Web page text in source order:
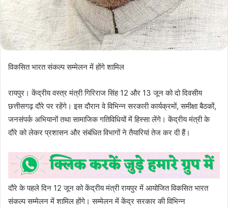
विकसित भारत संकल्प सम्मेलन में होंगे शामिल
रायपुर। केंद्रीय वस्त्र मंत्री गिरिराज सिंह 12 और 13 जून को दो दिवसीय
छत्तीसगढ़ दौरे पर रहेंगे। इस दौरान वे विभिन्न सरकारी कार्यक्रमों, समीक्षा बैठकों,
जनसंपर्क अभियानों तथा सामाजिक गतिविधियों में हिस्सा लेंगे। केंद्रीय मंत्री के
दौरे को लेकर प्रशासन और संबंधित विभागों ने तैयारियां तेज कर दी हैं।
दौरे के पहले दिन 12 जून को केंद्रीय मंत्री रायपुर में आयोजित विकसित भारत
संकल्प सम्मेलन में शामिल होंगे। सम्मेलन में केंद्र सरकार की विभिन्न